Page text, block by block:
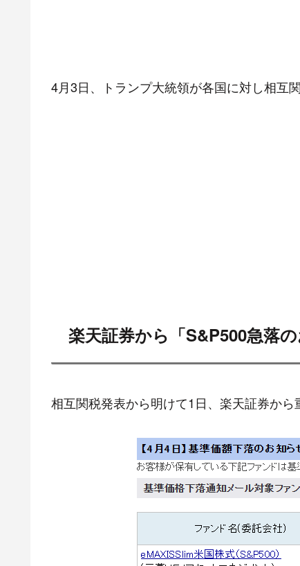
4月3日、トランプ大統領が各国に対し相互
楽天証券から「S&P500急落
相互関税発表から明けて1日、楽天証券から